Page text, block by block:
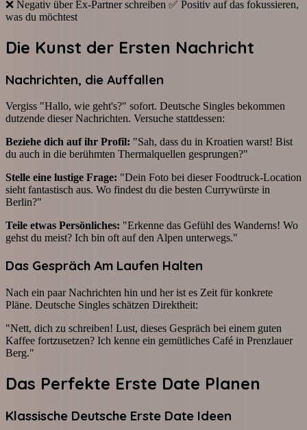
❌ Negativ über Ex-Partner schreiben ✅ Positiv auf das fokussieren,
was du möchtest
Die Kunst der Ersten Nachricht
Nachrichten, die Auffallen
Vergiss "Hallo, wie geht's?" sofort. Deutsche Singles bekommen
dutzende dieser Nachrichten. Versuche stattdessen:
Beziehe dich auf ihr Profil: "Sah, dass du in Kroatien warst! Bist
du auch in die berühmten Thermalquellen gesprungen?"
Stelle eine lustige Frage: "Dein Foto bei dieser Foodtruck-Location
sieht fantastisch aus. Wo findest du die besten Currywürste in
Berlin?"
Teile etwas Persönliches: "Erkenne das Gefühl des Wanderns! Wo
gehst du meist? Ich bin oft auf den Alpen unterwegs."
Das Gespräch Am Laufen Halten
Nach ein paar Nachrichten hin und her ist es Zeit für konkrete
Pläne. Deutsche Singles schätzen Direktheit:
"Nett, dich zu schreiben! Lust, dieses Gespräch bei einem guten
Kaffee fortzusetzen? Ich kenne ein gemütliches Café in Prenzlauer
Berg."
Das Perfekte Erste Date Planen
Klassische Deutsche Erste Date Ideen